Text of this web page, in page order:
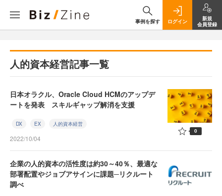
事例を探す ログイン
新規
会員登録
人的資本経営記事一覧
日本オラクル、Oracle Cloud HCMのアップデ
ートを発表 スキルギャップ解消を支援
DX EX 人的資本経営
2022/10/04
0
企業の人的資本の活性度は約30～40％、最適な
部署配置やジョブアサインに課題─リクルート
調べ